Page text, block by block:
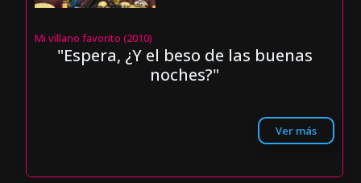
Mi villano favorito (2010)
"Espera, ¿Y el beso de las buenas
noches?"
Ver más